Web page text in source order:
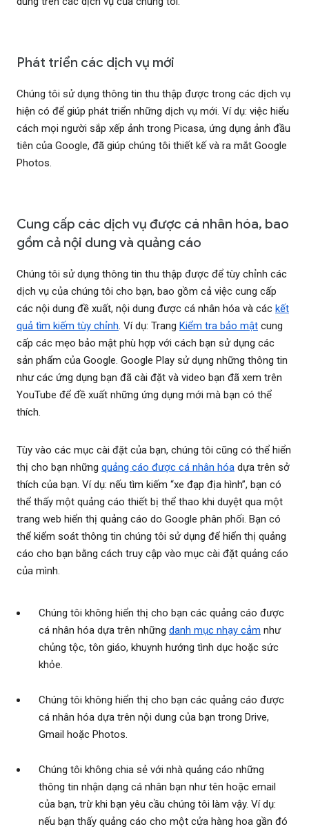
Phát triển các dịch vụ mới
Chúng tôi sử dụng thông tin thu thập được trong các dịch vụ
hiện có để giúp phát triển những dịch vụ mới. Ví dụ: việc hiểu
cách mọi người sắp xếp ảnh trong Picasa, ứng dụng ảnh đầu
tiên của Google, đã giúp chúng tôi thiết kế và ra mắt Google
Photos.
Cung cấp các dịch vụ được cá nhân hóa, bao
gồm cả nội dung và quảng cáo
Chúng tôi sử dụng thông tin thu thập được để tùy chỉnh các
dịch vụ của chúng tôi cho bạn, bao gồm cả việc cung cấp
các nội dung đề xuất, nội dung được cá nhân hóa và các kết
quả tìm kiếm tùy chỉnh. Ví dụ: Trang Kiểm tra bảo mật cung
cấp các mẹo bảo mật phù hợp với cách bạn sử dụng các
sản phẩm của Google. Google Play sử dụng những thông tin
như các ứng dụng bạn đã cài đặt và video bạn đã xem trên
YouTube để đề xuất những ứng dụng mới mà bạn có thể
thích.
Tùy vào các mục cài đặt của bạn, chúng tôi cũng có thể hiển
thị cho bạn những quảng cáo được cá nhân hóa dựa trên sở
thích của bạn. Ví dụ: nếu tìm kiếm “xe đạp địa hình”, bạn có
thể thấy một quảng cáo thiết bị thể thao khi duyệt qua một
trang web hiển thị quảng cáo do Google phân phối. Bạn có
thể kiểm soát thông tin chúng tôi sử dụng để hiển thị quảng
cáo cho bạn bằng cách truy cập vào mục cài đặt quảng cáo
của mình.
Chúng tôi không hiển thị cho bạn các quảng cáo được
cá nhân hóa dựa trên những danh mục nhạy cảm như
chủng tộc, tôn giáo, khuynh hướng tình dục hoặc sức
khỏe.
Chúng tôi không hiển thị cho bạn các quảng cáo được
cá nhân hóa dựa trên nội dung của bạn trong Drive,
Gmail hoặc Photos.
Chúng tôi không chia sẻ với nhà quảng cáo những
thông tin nhận dạng cá nhân bạn như tên hoặc email
của bạn, trừ khi bạn yêu cầu chúng tôi làm vậy. Ví dụ:
nếu bạn thấy quảng cáo cho một cửa hàng hoa gần đó